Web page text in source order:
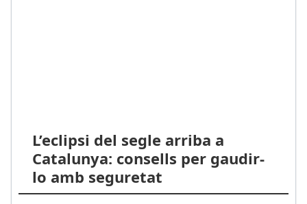
L’eclipsi del segle arriba a
Catalunya: consells per gaudir-
lo amb seguretat